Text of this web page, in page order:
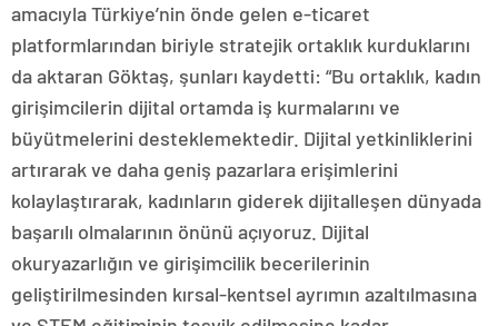
amacıyla Türkiye’nin önde gelen e-ticaret
platformlarından biriyle stratejik ortaklık kurduklarını
da aktaran Göktaş, şunları kaydetti: “Bu ortaklık, kadın
girişimcilerin dijital ortamda iş kurmalarını ve
büyütmelerini desteklemektedir. Dijital yetkinliklerini
artırarak ve daha geniş pazarlara erişimlerini
kolaylaştırarak, kadınların giderek dijitalleşen dünyada
başarılı olmalarının önünü açıyoruz. Dijital
okuryazarlığın ve girişimcilik becerilerinin
geliştirilmesinden kırsal-kentsel ayrımın azaltılmasına